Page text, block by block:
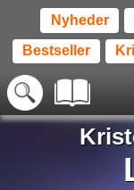
Nyheder
Bestseller